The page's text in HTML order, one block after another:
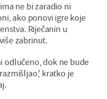
ne bi zaradio ni
ako ponovi igre koje
Riječanin u
zabrinut.
odlučeno, dok ne bude
kratko je